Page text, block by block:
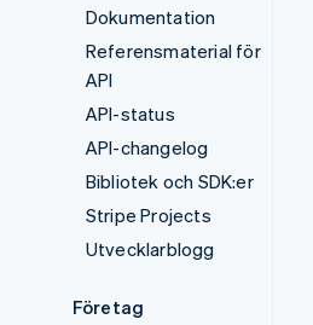
Dokumentation
Referensmaterial för
API
API-status
API-changelog
Bibliotek och SDK:er
Stripe Projects
Utvecklarblogg
Företag